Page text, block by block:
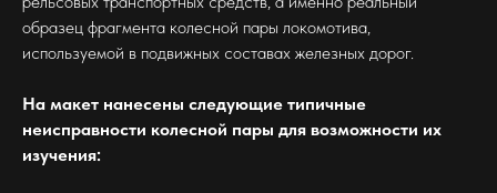
образец фрагмента колесной пары локомотива,
используемой в подвижных составах железных дорог.
На макет нанесены следующие типичные
неисправности колесной пары для возможности их
изучения: